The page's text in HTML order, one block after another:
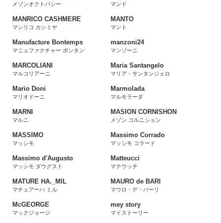
メゾンオクトパシー マンド
MANRICO CASHMERE
マンリコ カシミヤ
MANTO
マント
Manufacture Bontemps
マニュファクチャー ボンタン
manzoni24
マンゾーニ
MARCOLIANI
マルコリアーニ
Maria Santangelo
マリア・サンタンジェロ
Mario Doni
マリオドーニ
Marmolada
マルモラーダ
MARNI
マルニ
MASION CORNISHON
メゾン コルニション
MASSIMO
マッシモ
Massimo Corrado
マッシモ コラード
Massimo d'Augusto
マッシモ ダウグスト
Matteucci
マテウッチ
MATURE HA._MIL
マチュアーハ ミル
MAURO de BARI
マウロ・デ・バーリ
McGEORGE
マックジョージ
mey story
マイストーリー